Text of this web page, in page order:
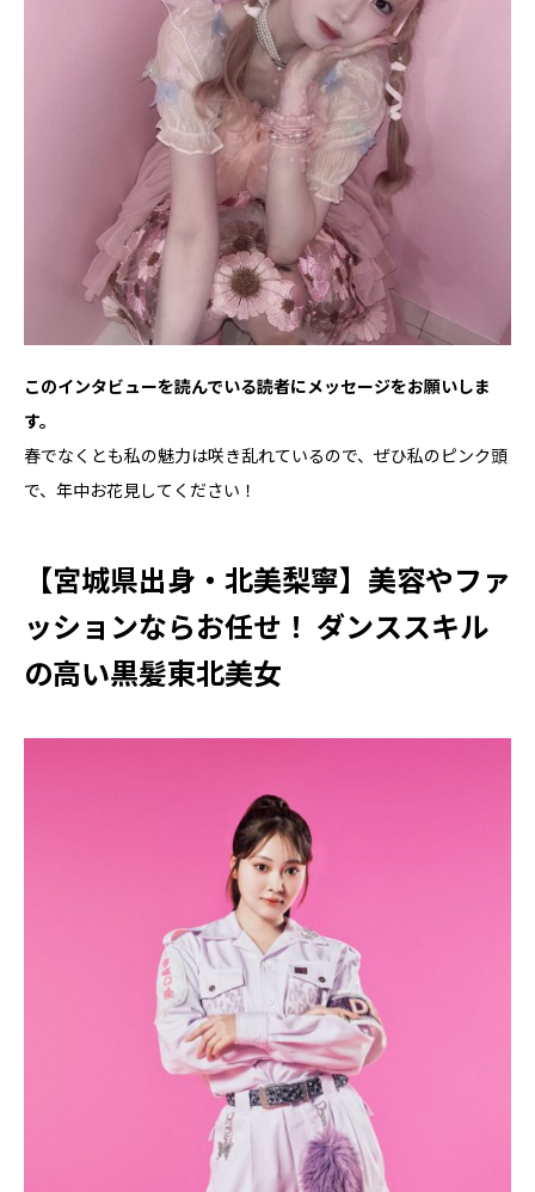
――このインタビューを読んでいる読者にメッセージをお願いしま
す。
春でなくとも私の魅力は咲き乱れているので、ぜひ私のピンク頭
で、年中お花見してください！
【宮城県出身・北美梨寧】美容やファ
ッションならお任せ！ ダンススキル
の高い黒髪東北美女